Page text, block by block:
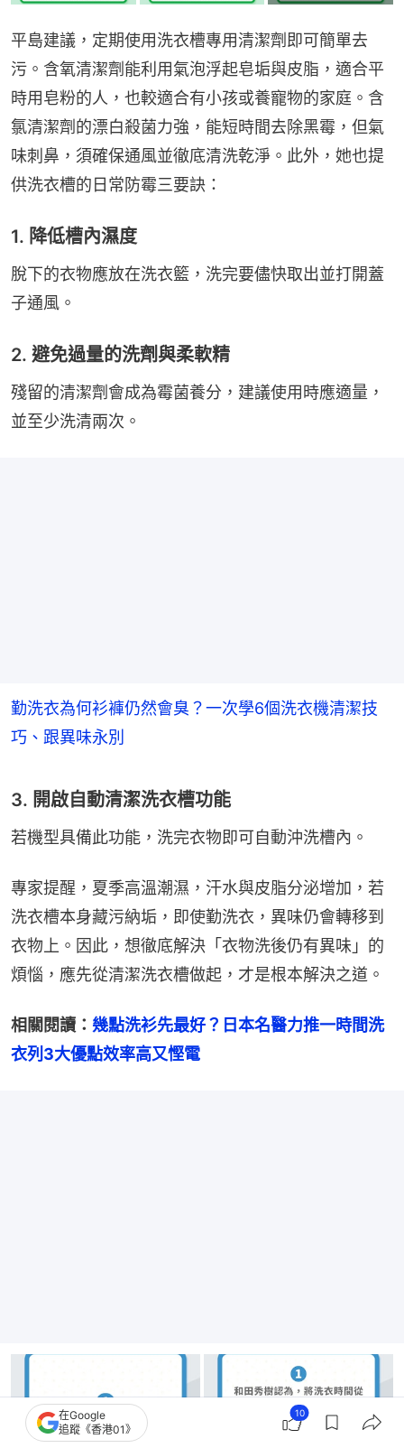
平島建議，定期使用洗衣槽專用清潔劑即可簡單去
污。含氧清潔劑能利用氣泡浮起皂垢與皮脂，適合平
時用皂粉的人，也較適合有小孩或養寵物的家庭。含
氯清潔劑的漂白殺菌力強，能短時間去除黑霉，但氣
味刺鼻，須確保通風並徹底清洗乾淨。此外，她也提
供洗衣槽的日常防霉三要訣：
1. 降低槽內濕度
脫下的衣物應放在洗衣籃，洗完要儘快取出並打開蓋
子通風。
2. 避免過量的洗劑與柔軟精
殘留的清潔劑會成為霉菌養分，建議使用時應適量，
並至少洗清兩次。
勤洗衣為何衫褲仍然會臭？一次學6個洗衣機清潔技
巧、跟異味永別
3. 開啟自動清潔洗衣槽功能
若機型具備此功能，洗完衣物即可自動沖洗槽內。
專家提醒，夏季高溫潮濕，汗水與皮脂分泌增加，若
洗衣槽本身藏污納垢，即使勤洗衣，異味仍會轉移到
衣物上。因此，想徹底解決「衣物洗後仍有異味」的
煩惱，應先從清潔洗衣槽做起，才是根本解決之道。
相關閱讀： 幾點洗衫先最好？日本名醫力推一時間洗
衣列3大優點效率高又慳電
在Google
追蹤《香港01》
10